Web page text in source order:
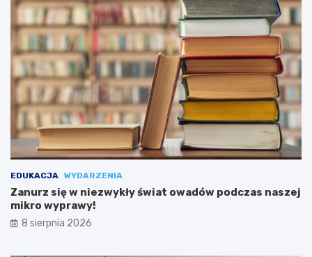
EDUKACJA WYDARZENIA
Zanurz się w niezwykły świat owadów podczas naszej
mikro wyprawy!
8 sierpnia 2026